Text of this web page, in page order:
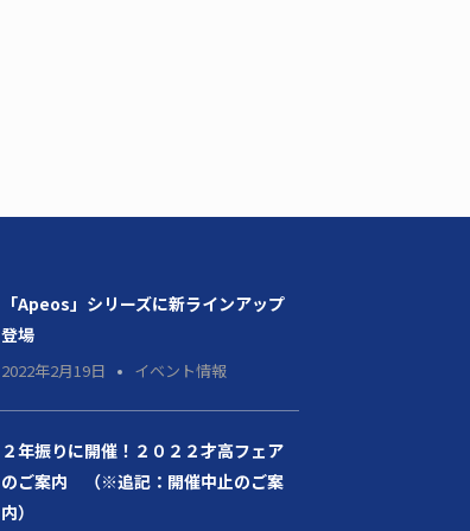
「Apeos」シリーズに新ラインアップ
登場
2022年2月19日 イベント情報
２年振りに開催！２０２２才高フェア
のご案内 （※追記：開催中止のご案
内）